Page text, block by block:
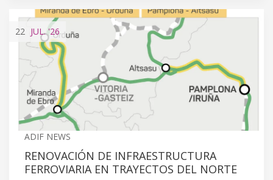
22 JUL.'26
ADIF NEWS
RENOVACIÓN DE INFRAESTRUCTURA
FERROVIARIA EN TRAYECTOS DEL NORTE